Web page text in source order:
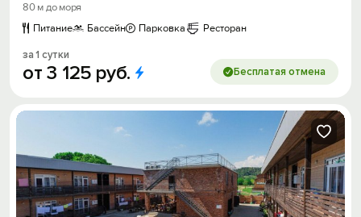
80 м до моря
Питание
Бассейн Парковка Ресторан
за 1 сутки
от3 125 руб. Бесплатая отмена